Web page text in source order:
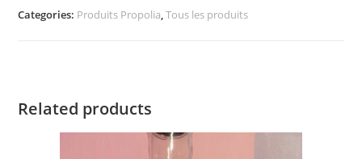
Categories: Produits Propolia,Tous les produits
Related products